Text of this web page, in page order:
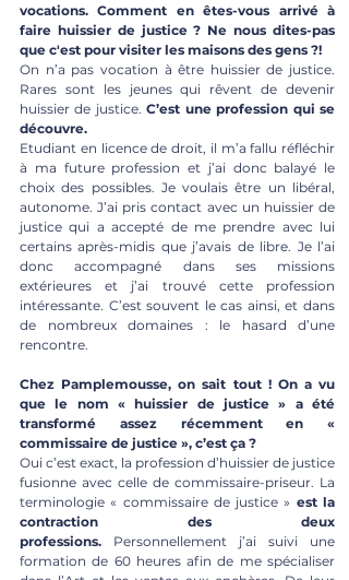
vocations. Comment en êtes-vous arrivé à
faire huissier de justice ? Ne nous dites-pas
que c'est pour visiter les maisons des gens ?!
On n’a pas vocation à être huissier de justice.
Rares sont les jeunes qui rêvent de devenir
huissier de justice. C’est une profession qui se
découvre.
Etudiant en licence de droit, il m’a fallu réfléchir
à ma future profession et j’ai donc balayé le
choix des possibles. Je voulais être un libéral,
autonome. J’ai pris contact avec un huissier de
justice qui a accepté de me prendre avec lui
certains après-midis que j’avais de libre. Je l’ai
donc accompagné dans ses missions
extérieures et j’ai trouvé cette profession
intéressante. C’est souvent le cas ainsi, et dans
de nombreux domaines : le hasard d’une
rencontre.
Chez Pamplemousse, on sait tout ! On a vu
que le nom « huissier de justice » a été
transformé assez récemment en «
commissaire de justice », c’est ça ?
Oui c’est exact, la profession d’huissier de justice
fusionne avec celle de commissaire-priseur. La
terminologie « commissaire de justice » est la
contraction des deux
professions. Personnellement j’ai suivi une
formation de 60 heures afin de me spécialiser